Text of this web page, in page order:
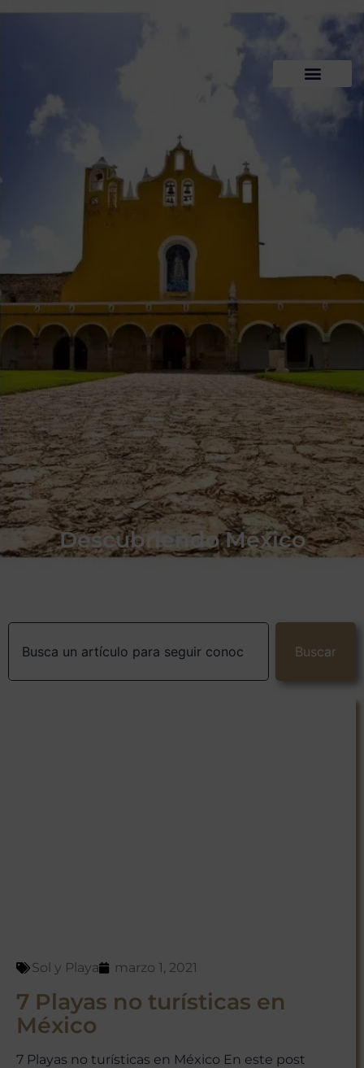
Descubriendo México
Buscar
Sol y Playa marzo 1, 2021
7 Playas no turísticas en
México
7 Playas no turísticas en México En este post